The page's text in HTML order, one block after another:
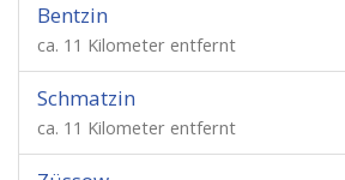
Bentzin
ca. 11 Kilometer entfernt
Schmatzin
ca. 11 Kilometer entfernt